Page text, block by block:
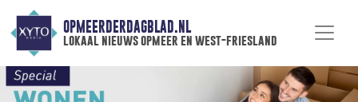
OPMEERDERDAGBLAD.NL
lokaal nieuws opmeer en west-friesland